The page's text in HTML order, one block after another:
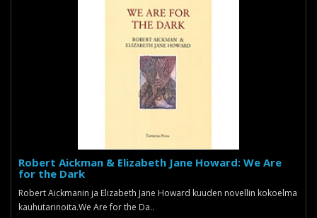
Robert Aickman & Elizabeth Jane Howard: We Are
for the Dark
Robert Aickmanin ja Elizabeth Jane Howard kuuden novellin kokoelma
kauhutarinoita.We Are for the Da..